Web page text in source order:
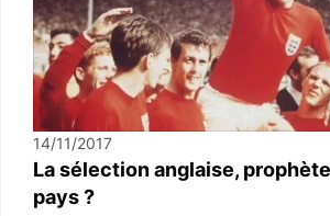
14/11/2017
La sélection anglaise,
pays ?